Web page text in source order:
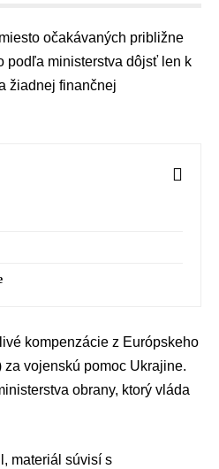
očakávaných približne
podľa ministerstva dôjsť len k
žiadnej finančnej
kompenzácie z Európskeho
za vojenskú pomoc Ukrajine.
obrany, ktorý vláda
materiál súvisí s